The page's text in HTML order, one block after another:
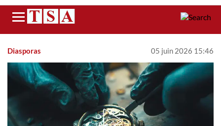
Menu
Diasporas 05 juin 2026 15:46